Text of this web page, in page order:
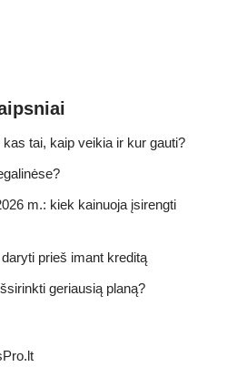
tai, kaip veikia ir kur gauti?
m.: kiek kainuoja įsirengti
prieš imant kreditą
geriausią planą?